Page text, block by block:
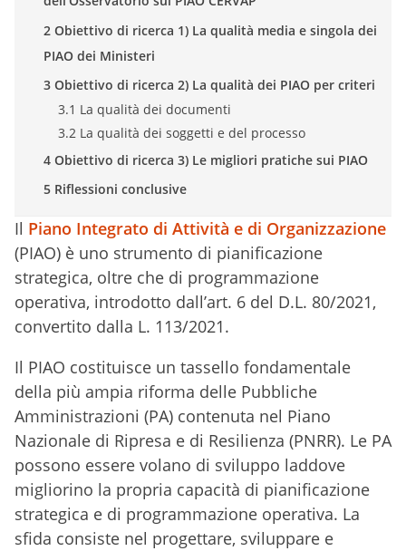
2 Obiettivo di ricerca 1) La qualità media e singola dei
PIAO dei Ministeri
3 Obiettivo di ricerca 2) La qualità dei PIAO per criteri
3.1 La qualità dei documenti
3.2 La qualità dei soggetti e del processo
4 Obiettivo di ricerca 3) Le migliori pratiche sui PIAO
5 Riflessioni conclusive
Il Piano Integrato di Attività e di Organizzazione
(PIAO) è uno strumento di pianificazione
strategica, oltre che di programmazione
operativa, introdotto dall’art. 6 del D.L. 80/2021,
convertito dalla L. 113/2021.
Il PIAO costituisce un tassello fondamentale
della più ampia riforma delle Pubbliche
Amministrazioni (PA) contenuta nel Piano
Nazionale di Ripresa e di Resilienza (PNRR). Le PA
possono essere volano di sviluppo laddove
migliorino la propria capacità di pianificazione
strategica e di programmazione operativa. La
sfida consiste nel progettare, sviluppare e